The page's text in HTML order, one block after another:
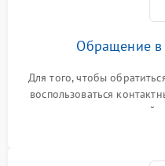
Обращение в
Для того, чтобы
воспользоваться
или оставить свой